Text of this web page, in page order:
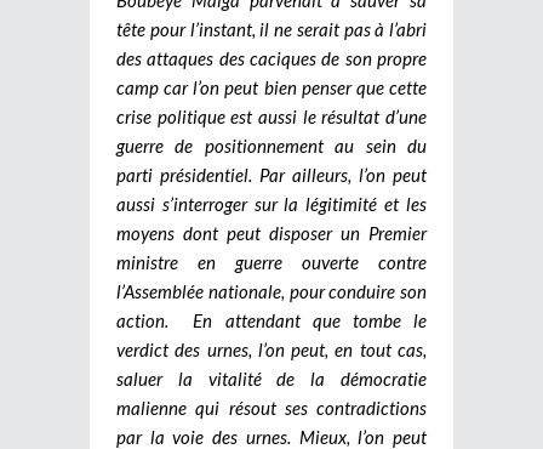
tête pour l’instant, il ne serait pas à l’abri
des attaques des caciques de son propre
camp car l’on peut bien penser que cette
crise politique est aussi le résultat d’une
guerre de positionnement au sein du
parti présidentiel. Par ailleurs, l’on peut
aussi s’interroger sur la légitimité et les
moyens dont peut disposer un Premier
ministre en guerre ouverte contre
l’Assemblée nationale, pour conduire son
action. En attendant que tombe le
verdict des urnes, l’on peut, en tout cas,
saluer la vitalité de la démocratie
malienne qui résout ses contradictions
par la voie des urnes. Mieux, l’on peut